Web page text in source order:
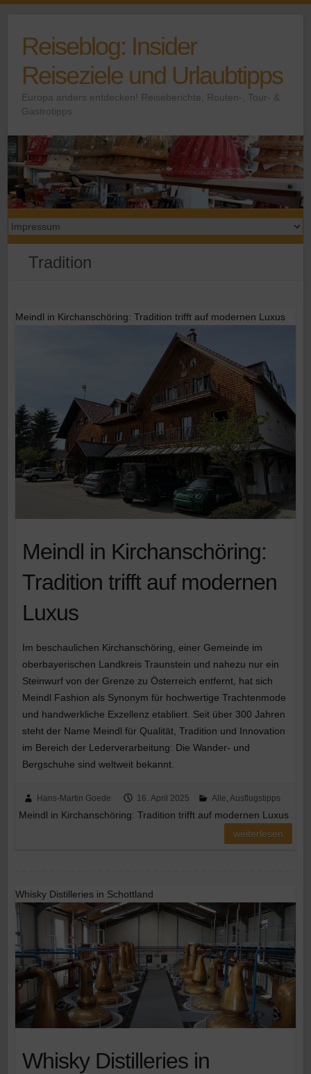
contentReiseblog: Insider
Reiseziele und Urlaubtipps
Europa anders entdecken! Reiseberichte, Routen-, Tour- &
Gastrotipps
Tradition
Meindl in Kirchanschöring: Tradition trifft auf modernen Luxus​
Meindl in Kirchanschöring:
Tradition trifft auf modernen
Luxus​
Im beschaulichen Kirchanschöring, einer Gemeinde im
oberbayerischen Landkreis Traunstein und nahezu nur ein
Steinwurf von der Grenze zu Österreich entfernt, hat sich
Meindl Fashion als Synonym für hochwertige Trachtenmode
und handwerkliche Exzellenz etabliert. Seit über 300 Jahren
steht der Name Meindl für Qualität, Tradition und Innovation
im Bereich der Lederverarbeitung: Die Wander- und
Bergschuhe sind weltweit bekannt.
Hans-Martin Goede 16. April 2025 Alle Ausflugstipps
Meindl in Kirchanschöring: Tradition trifft auf modernen Luxus​
weiterlesen
Whisky Distilleries in Schottland
Whisky Distilleries in